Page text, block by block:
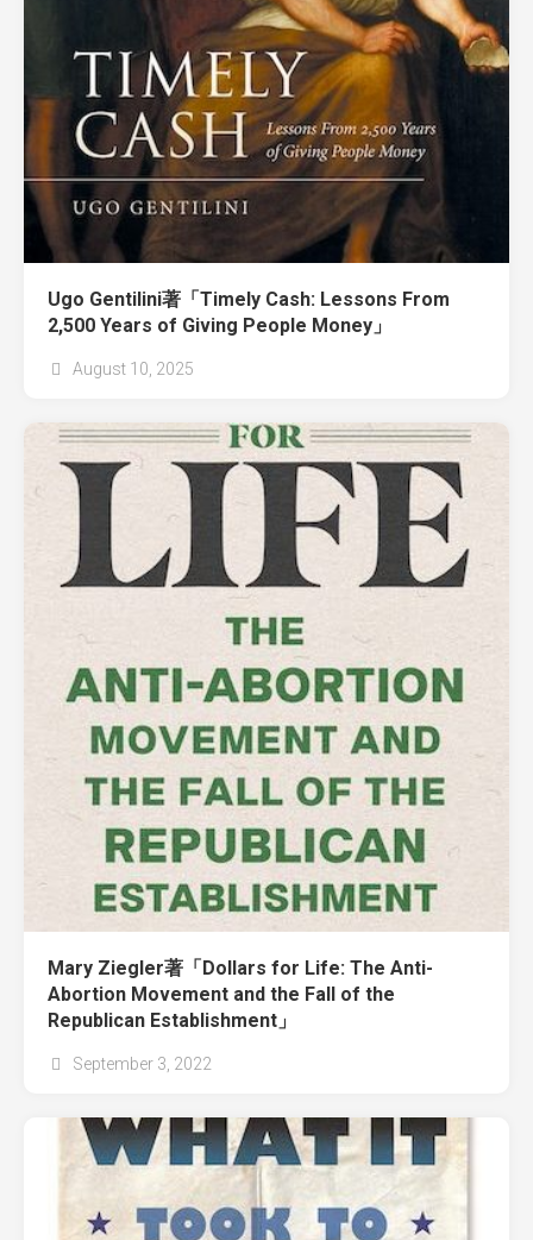
Ugo Gentilini著「Timely Cash: Lessons From
2,500 Years of Giving People Money」
August 10, 2025
Mary Ziegler著「Dollars for Life: The Anti-
Abortion Movement and the Fall of the
Republican Establishment」
September 3, 2022